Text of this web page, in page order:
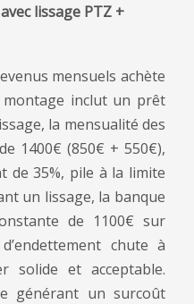
lissage PTZ +
mensuels achète
inclut un prêt
la mensualité des
1400€ (850€ + 550€),
de 35%, pile à la limite
un lissage, la banque
de 1100€ sur
chute à
solide et acceptable.
générant un surcoût